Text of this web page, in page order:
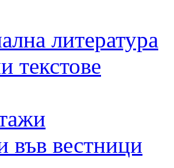
литература
текстове
във вестници